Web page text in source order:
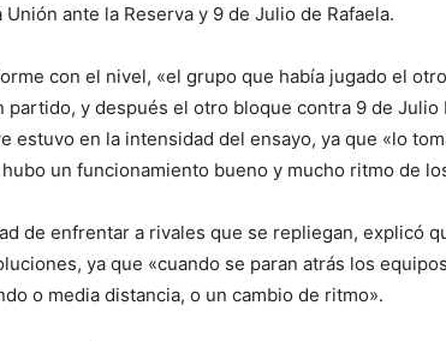
Unión ante la Reserva y 9 de Julio de Rafaela.
con el nivel, «el grupo que había jugado el
partido, y después el otro bloque contra 9 de Julio
estuvo en la intensidad del ensayo, ya que «lo
un funcionamiento bueno y mucho ritmo de
de enfrentar a rivales que se repliegan, explicó
ya que «cuando se paran atrás los
o media distancia, o un cambio de ritmo».